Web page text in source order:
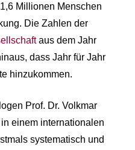
Millionen Menschen
Die Zahlen der
aus dem Jahr
dass Jahr für Jahr
hinzukommen.
Prof. Dr. Volkmar
einem internationalen
systematisch und